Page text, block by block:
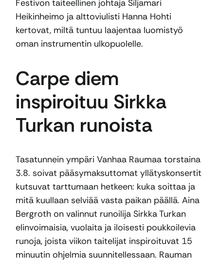
Festivon taiteellinen johtaja Siljamari
Heikinheimo ja alttoviulisti Hanna Hohti
kertovat, miltä tuntuu laajentaa luomistyö
oman instrumentin ulkopuolelle.
Carpe diem
inspiroituu Sirkka
Turkan runoista
Tasatunnein ympäri Vanhaa Raumaa torstaina
3.8. soivat pääsymaksuttomat yllätyskonsertit
kutsuvat tarttumaan hetkeen: kuka soittaa ja
mitä kuullaan selviää vasta paikan päällä. Aina
Bergroth on valinnut runoilija Sirkka Turkan
elinvoimaisia, vuolaita ja iloisesti poukkoilevia
runoja, joista viikon taitelijat inspiroituvat 15
minuutin ohjelmia suunnitellessaan. Rauman